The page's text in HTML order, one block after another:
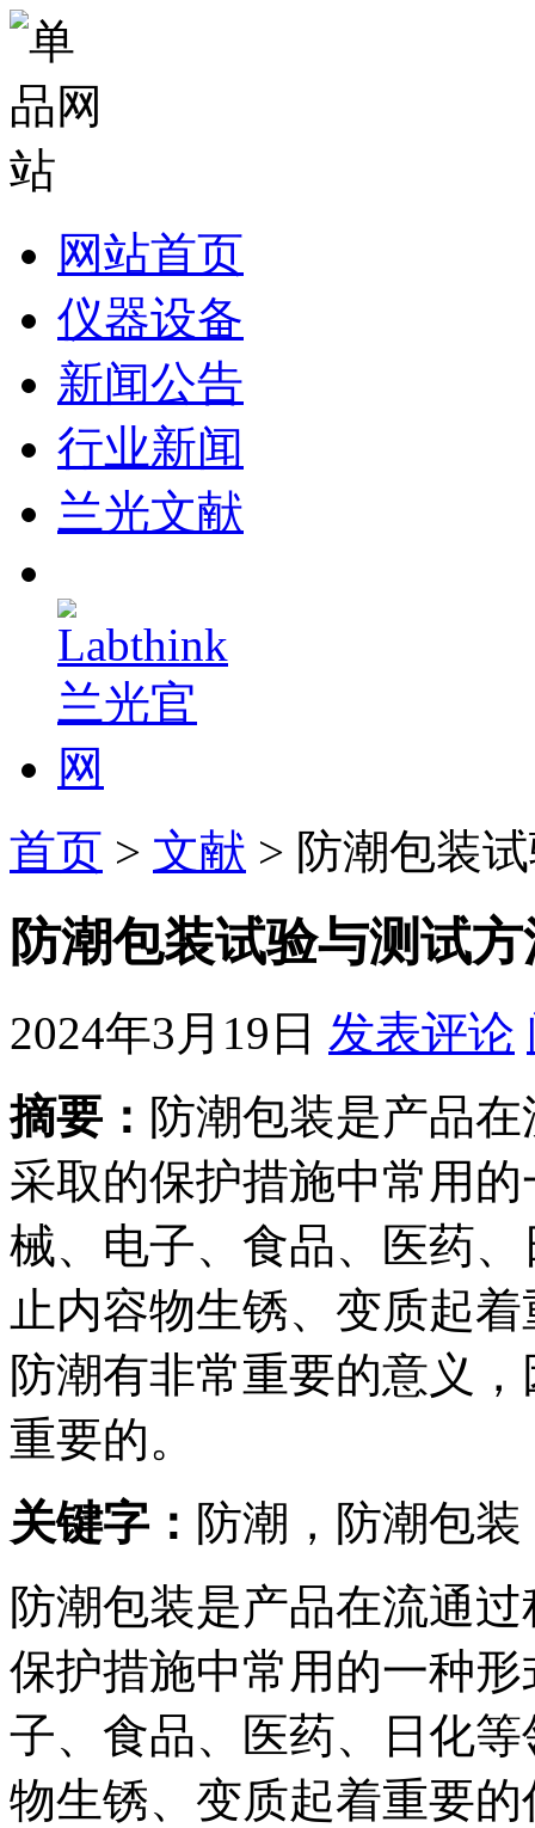
网站首页
仪器设备
新闻公告
行业新闻
兰光文献
首页 > 文献 > 防潮包装
防潮包装试验与测试
2024年3月19日 发表评论
摘要： 防潮包装是产品
采取的保护措施中常用
械、电子、食品、医药
止内容物生锈、变质起
防潮有非常重要的意义
重要的。
关键字： 防潮，防潮包
防潮包装是产品在流通
保护措施中常用的一种
子、食品、医药、日化
物生锈、变质起着重要